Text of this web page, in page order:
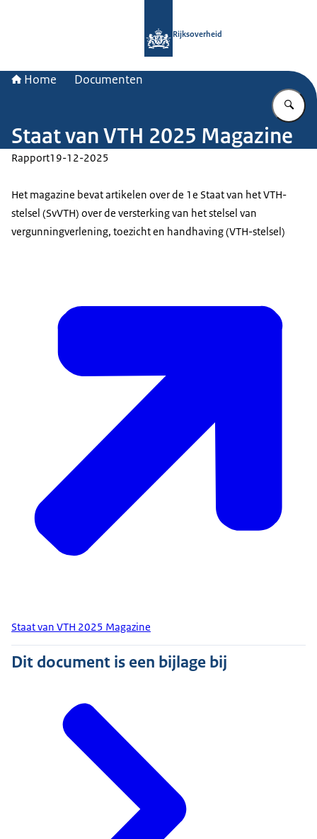
Rijksoverheid
Home Documenten
Staat van VTH 2025 Magazine
Rapport19-12-2025
Het magazine bevat artikelen over de 1e Staat van het VTH-
stelsel (SvVTH) over de versterking van het stelsel van
vergunningverlening, toezicht en handhaving (VTH-stelsel)
Staat van VTH 2025 Magazine
Dit document is een bijlage bij